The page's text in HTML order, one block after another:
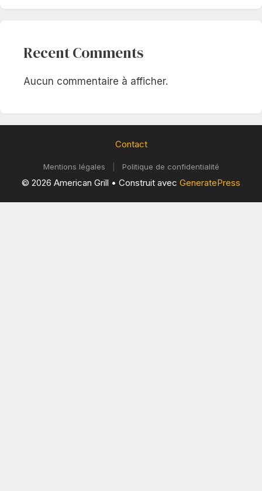
Recent Comments
Aucun commentaire à afficher.
Contact
Mentions légales Politique de confidentialité
© 2026 American Grill • Construit avec GeneratePress